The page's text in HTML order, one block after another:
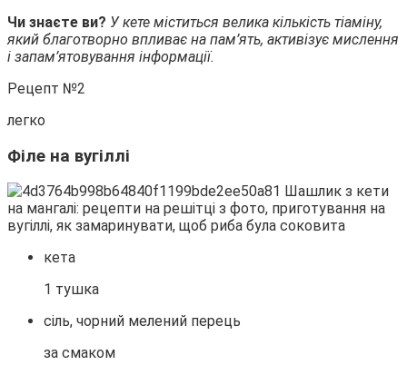
Чи знаєте ви? У кете міститься велика кількість тіаміну,
який благотворно впливає на пам’ять, активізує мислення
і запам’ятовування інформації.
Рецепт №2
легко
Філе на вугіллі
кета
1 тушка
сіль, чорний мелений перець
за смаком